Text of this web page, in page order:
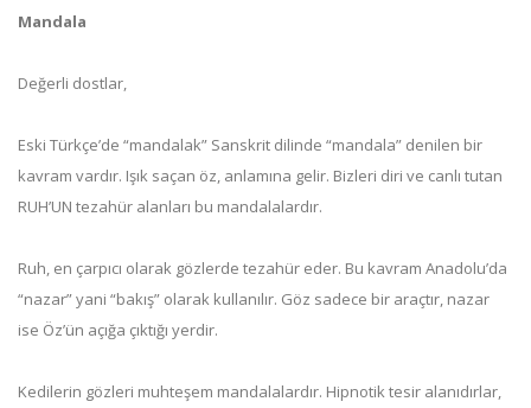
Mandala
Değerli dostlar,
Eski Türkçe’de “mandalak” Sanskrit dilinde “mandala” denilen bir
kavram vardır. Işık saçan öz, anlamına gelir. Bizleri diri ve canlı tutan
RUH’UN tezahür alanları bu mandalalardır.
Ruh, en çarpıcı olarak gözlerde tezahür eder. Bu kavram Anadolu’da
“nazar” yani “bakış” olarak kullanılır. Göz sadece bir araçtır, nazar
ise Öz’ün açığa çıktığı yerdir.
Kedilerin gözleri muhteşem mandalalardır. Hipnotik tesir alanıdırlar,